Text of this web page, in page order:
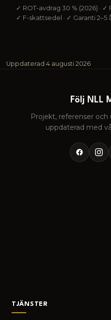
✓ ROT-avdrag 30 % (2026) · ✓
✓ F-skattsedel · ✓ Garanti 2–5
Uppdaterad 4 augusti 2026
Följ NLL
Projekt, referenser
uppdaterad med
TJÄNSTER